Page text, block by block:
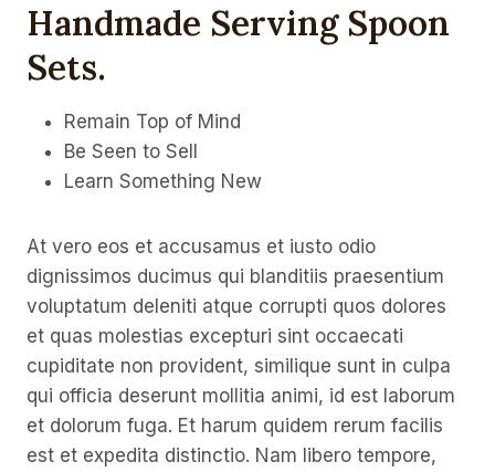
Handmade Serving Spoon
Sets.
Remain Top of Mind
Be Seen to Sell
Learn Something New
At vero eos et accusamus et iusto odio
dignissimos ducimus qui blanditiis praesentium
voluptatum deleniti atque corrupti quos dolores
et quas molestias excepturi sint occaecati
cupiditate non provident, similique sunt in culpa
qui officia deserunt mollitia animi, id est laborum
et dolorum fuga. Et harum quidem rerum facilis
est et expedita distinctio. Nam libero tempore,